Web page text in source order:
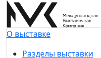
О выставке
Разделы выставки